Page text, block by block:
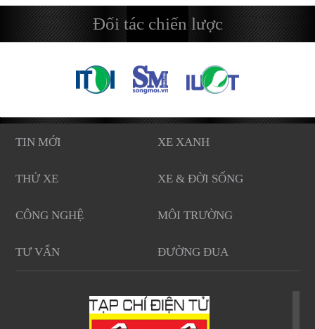
Đối tác chiến lược
TIN MỚI XE XANH
THỬ XE XE & ĐỜI SỐNG
CÔNG NGHỆ MÔI TRƯỜNG
TƯ VẤN ĐƯỜNG ĐUA